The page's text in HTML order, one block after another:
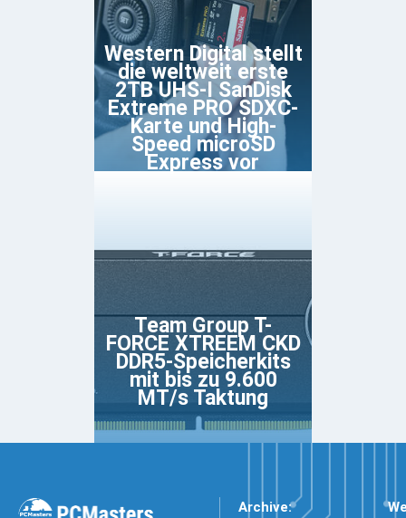
Western Digital stellt
die weltweit erste
2TB UHS-I SanDisk
Extreme PRO SDXC-
Karte und High-
Speed microSD
Express vor
Team Group T-
FORCE XTREEM CKD
DDR5-Speicherkits
mit bis zu 9.600
MT/s Taktung
Archive: